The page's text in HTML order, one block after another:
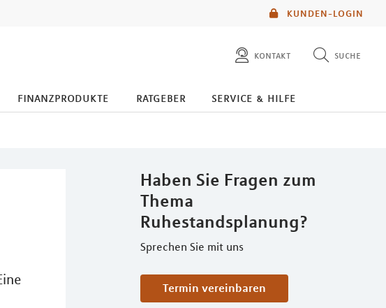
KUNDEN-LOGIN
kontakt suche
diese website durchsuchen
finanzprodukte ratgeber service & hilfe
Haben Sie Fragen zum
Thema
Ruhestandsplanung?
Sprechen Sie mit uns
Termin vereinbaren